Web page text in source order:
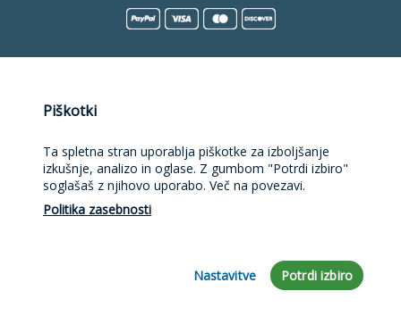
platforme in mobilne aplikacije sofinancirata Republika Slovenija
marketing.
Piškotki
Ta spletna stran uporablja piškotke za izboljšanje
izkušnje, analizo in oglase. Z gumbom "Potrdi izbiro"
soglašaš z njihovo uporabo. Več na povezavi.
Politika zasebnosti
Nastavitve Potrdi izbiro